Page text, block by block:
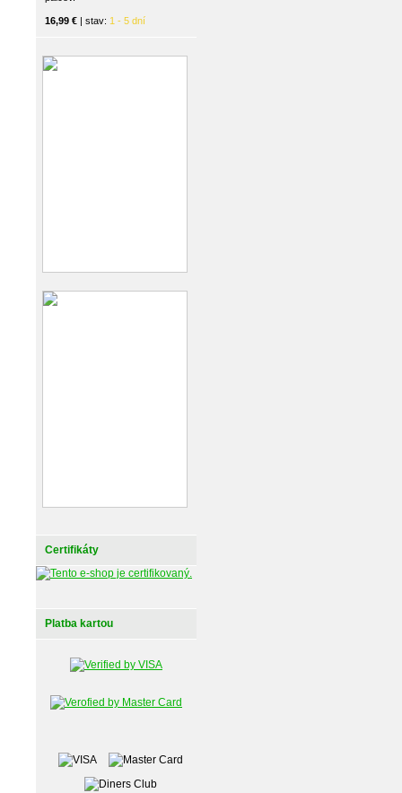
16,99 € | stav: 1 - 5 dní
Certifikáty
Platba kartou